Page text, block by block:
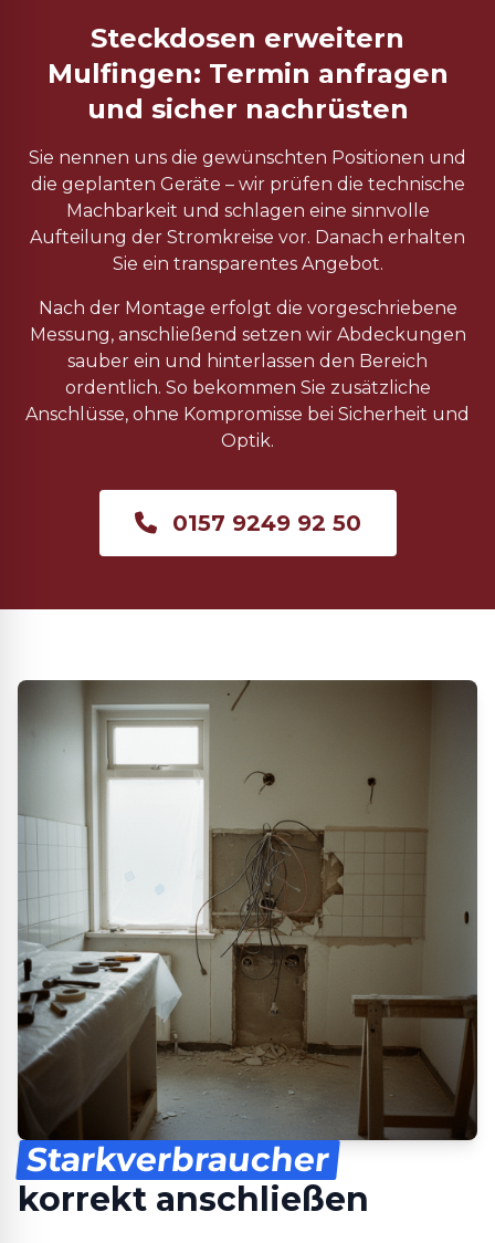
Steckdosen erweitern
Mulfingen: Termin anfragen
und sicher nachrüsten
Sie nennen uns die gewünschten Positionen und
die geplanten Geräte – wir prüfen die technische
Machbarkeit und schlagen eine sinnvolle
Aufteilung der Stromkreise vor. Danach erhalten
Sie ein transparentes Angebot.
Nach der Montage erfolgt die vorgeschriebene
Messung, anschließend setzen wir Abdeckungen
sauber ein und hinterlassen den Bereich
ordentlich. So bekommen Sie zusätzliche
Anschlüsse, ohne Kompromisse bei Sicherheit und
Optik.
0157 9249 92 50
Starkverbraucher
korrekt anschließen